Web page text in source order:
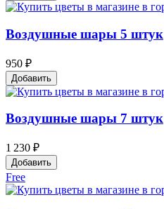
Воздушные шары 5 штук
950 ₽
Добавить
Воздушные шары 7 штук
1 230 ₽
Добавить
Free